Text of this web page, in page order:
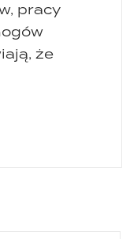
pracy
że